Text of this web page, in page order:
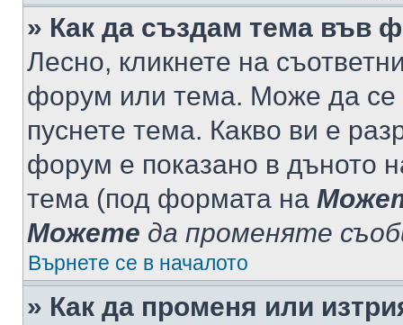
» Как да създам тема във
Лесно, кликнете на
форум или тема. Може да се
пуснете тема. Какво ви е
форум е показано в дъното
тема (под формата на
Можете да променяте
Върнете се в началото
» Как да променя или